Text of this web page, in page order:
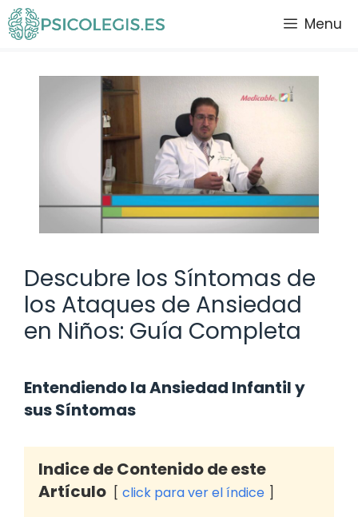
Saltar
al
Menu
Descubre los Síntomas de
los Ataques de Ansiedad
en Niños: Guía Completa
Entendiendo la Ansiedad Infantil y
sus Síntomas
Indice de Contenido de este
Artículo
click para ver el índice